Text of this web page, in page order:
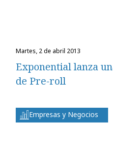
martes, 2 de abril 2013
Exponential lanza
de Pre-roll
Empresas y Negocios